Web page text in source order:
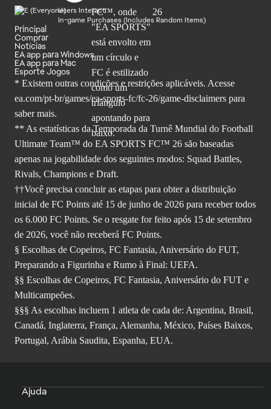
Users Interact
In-game Purchases (Includes Random Items)
Principal
Comprar
Notícias
EA app para Windows
EA app para Mac
Esporte Jogos
* Existem outras condições e restrições aplicáveis. Acesse
ea.com/pt-br/games/ea-sports-fc/fc-26/game-disclaimers para
saber mais.
** As estatísticas da Temporada da Turnê Mundial do Football
Ultimate Team™ do EA SPORTS FC™ 26 são baseadas
apenas na jogabilidade dos seguintes modos: Squad Battles,
Rivals, Champions e Draft.
††Você precisa concluir as etapas para obter a distribuição
inicial de FC Points até 15 de junho de 2026 para receber todos
os 6.000 FC Points. Se o resgate for feito após 15 de setembro
de 2026, você não receberá FC Points.
§ Escolhas de Copeiros, FC Fantasia, Aniversário do FUT,
Preparando a Figurinha e Rumo à Final: UEFA.
§§ Escolhas de Copeiros, FC Fantasia, Aniversário do FUT e
Multicampeões.
§§§ As escolhas incluem 1 atleta de cada de: Argentina, Brasil,
Canadá, Inglaterra, França, Alemanha, México, Países Baixos,
Portugal, Arábia Saudita, Espanha, EUA.
Ajuda